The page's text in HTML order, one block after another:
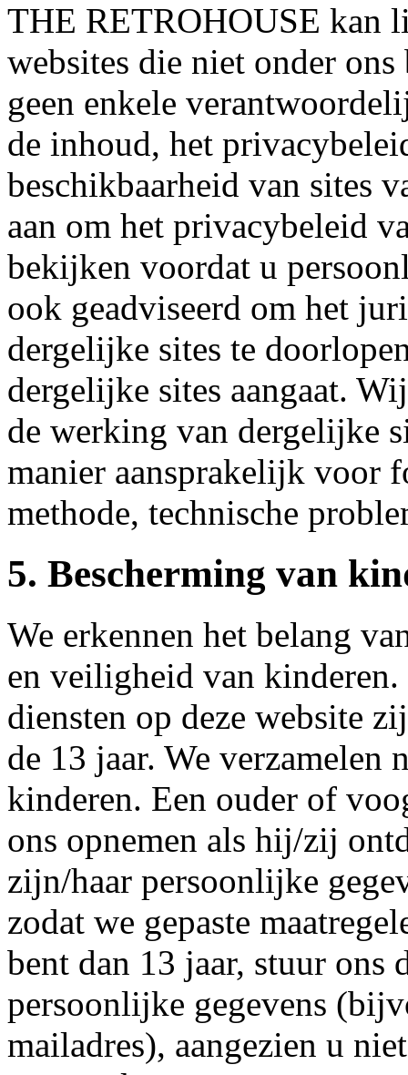
THE RETROHOUSE kan
websites die niet onder
geen enkele
de inhoud, het
beschikbaarheid van sites
aan om het privacybeleid
bekijken voordat u
ook geadviseerd om het
dergelijke sites te
dergelijke sites aangaat.
de werking van dergelijke
manier aansprakelijk voor
methode, technische
5. Bescherming van
We erkennen het belang
en veiligheid van kinderen.
diensten op deze website
de 13 jaar. We
kinderen. Een ouder of
ons opnemen als hij/zij
zijn/haar persoonlijke
zodat we gepaste
bent dan 13 jaar, stuur
persoonlijke gegevens
mailadres), aangezien u